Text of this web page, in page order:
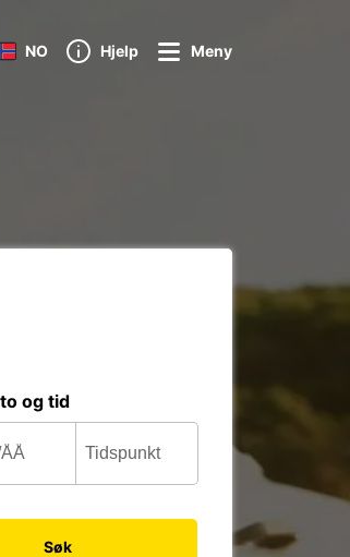
NO Hjelp Meny
og tid
Søk